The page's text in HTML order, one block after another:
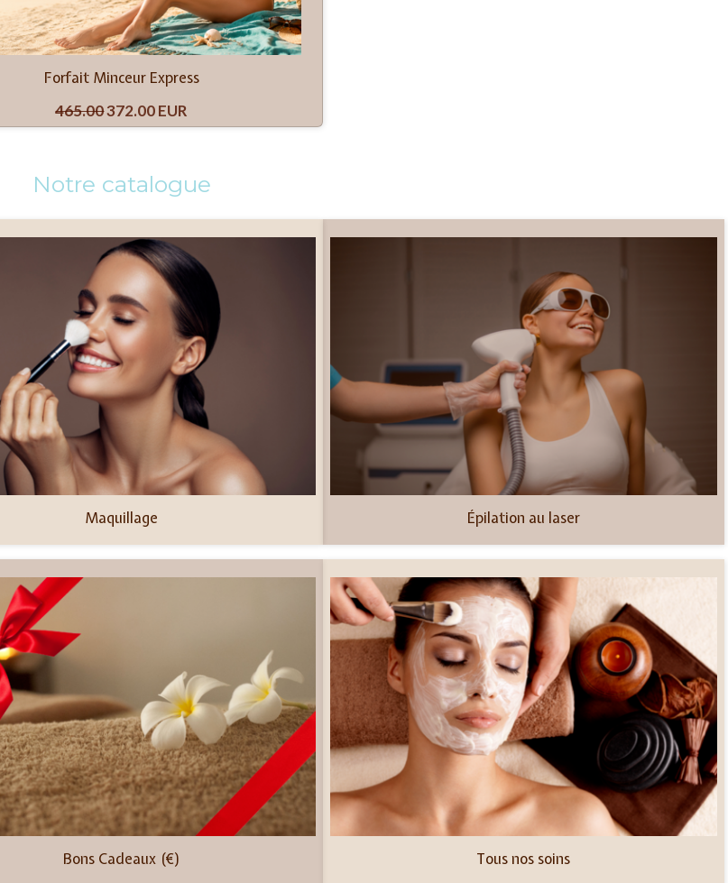
Forfait Minceur Express
465.00372.00 EUR
Notre catalogue
Maquillage Épilation au laser
Bons Cadeaux (€) Tous nos soins